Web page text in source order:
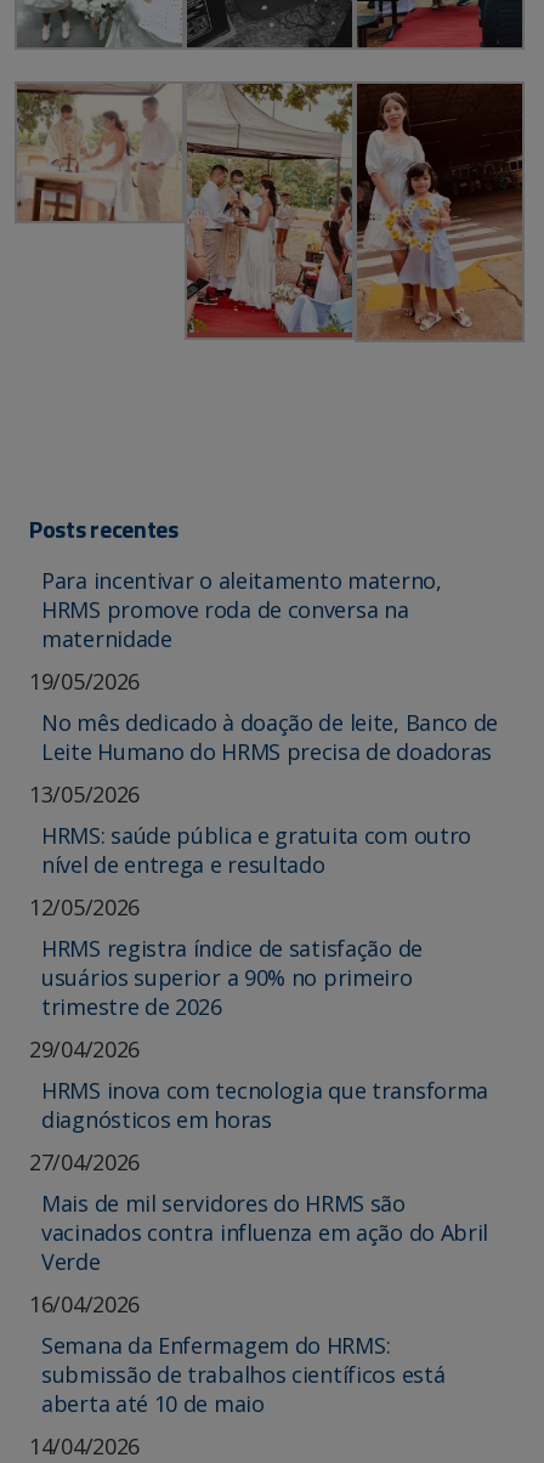
Posts recentes
Para incentivar o aleitamento materno,
HRMS promove roda de conversa na
maternidade
19/05/2026
No mês dedicado à doação de leite, Banco de
Leite Humano do HRMS precisa de doadoras
13/05/2026
HRMS: saúde pública e gratuita com outro
nível de entrega e resultado
12/05/2026
HRMS registra índice de satisfação de
usuários superior a 90% no primeiro
trimestre de 2026
29/04/2026
HRMS inova com tecnologia que transforma
diagnósticos em horas
27/04/2026
Mais de mil servidores do HRMS são
vacinados contra influenza em ação do Abril
Verde
16/04/2026
Semana da Enfermagem do HRMS:
submissão de trabalhos científicos está
aberta até 10 de maio
14/04/2026